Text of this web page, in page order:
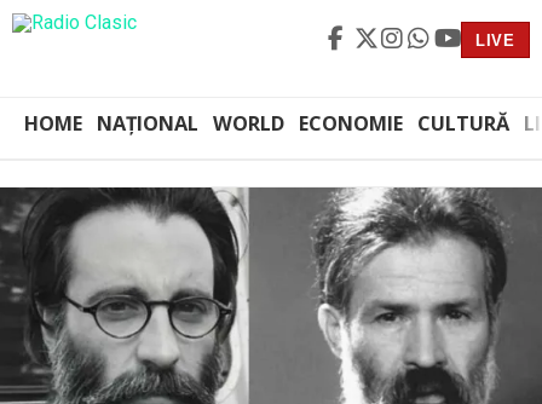
LIVE
HOME NAȚIONAL WORLD ECONOMIE CULTURĂ